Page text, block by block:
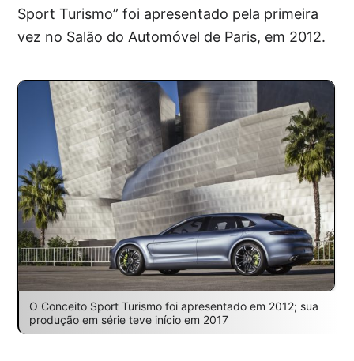
Sport Turismo” foi apresentado pela primeira
vez no Salão do Automóvel de Paris, em 2012.
O Conceito Sport Turismo foi apresentado em 2012; sua
produção em série teve início em 2017